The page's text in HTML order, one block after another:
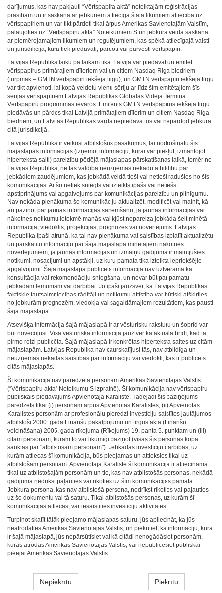
darījumus, kas nav pakļauti “Vērtspapīra aktā” noteiktajām reģistrācijas
prasībām un ir saskaņā ar jebkuriem attiecīgā štata likumiem attiecībā uz
vērtspapīriem un var tikt pārdoti tikai ārpus Amerikas Savienotajām Valstīm,
paļaujoties uz “Vērtspapīru akta” Noteikumiem S un jebkurā veidā saskaņā
ar piemērojamajiem likumiem un regulējumiem, kas spēkā attiecīgajā valstī
un jurisdikcijā, kurā tiek piedāvāti, pārdoti vai pārvesti vērtspapīri.
Latvijas Republika laiku pa laikam tikai Latvijā var piedāvāt un emitēt
vērtspapīrus primārajiem dīleriem vai un citiem Nasdaq Riga biedriem
(turpmāk – GMTN vērtspapīri iekšējā tirgū), un GMTN vērtspapīri iekšējā tirgū
var tikt apvienoti, lai kopā veidotu vienu sēriju ar līdz šim emitētajiem šīs
sērijas vērtspapīriem Latvijas Republikas Globālās Vidēja Termiņa
Vērtspapīru programmas ievaros. Emitents GMTN vērtspapīrus iekšējā tirgū
piedāvās un pārdos tikai Latvijā primārajiem dīlerim un citiem Nasdaq Riga
biedriem, un Latvijas Republikas vārdā nepiedāvā tos vai nepārdod jebkurā
citā jurisdikcijā.
Latvijas Republika ir veikusi atbilstošus pasākumus, lai nodrošinātu šīs
mājaslapas informācijas (izņemot informāciju, kurai var piekļūt, izmantojot
hiperteksta saiti) pareizību pēdējā mājaslapas pārskatīšanas laikā, tomēr ne
Latvijas Republika, ne tās valdība neuzņemas nekādu atbildību par
jebkādiem zaudējumiem, kas jebkādā veidā tieši vai netieši radušies no šīs
komunikācijas. Ar šo netiek sniegts vai izteikts īpašs vai netiešs
apstiprinājums vai apgalvojums par komunikācijas pareizību un pilnīgumu.
Nav nekāda pienākuma šo komunikāciju aktualizēt, modificēt vai mainīt, kā
arī paziņot par jaunas informācijas saņemšanu, ja jaunas informācijas vai
nākotnes notikumu ietekmē manās vai kļūst nepareiza jebkāda šeit minētā
informācija, viedoklis, projekcijas, prognozes vai novērtējums. Latvijas
Republika īpaši atrunā, ka tai nav pienākuma vai saistības izplatīt aktualizētu
un pārskatītu informāciju par šajā mājaslapā minētajiem nākotnes
novērtējumiem, ja jaunas informācijas un izmaiņu gadījumā ir mainījušies
notikumi, nosacījumi un apstākļi, uz kuru pamata tika izteikta iepriekšējie
apgalvojumi. Šajā mājaslapā publicētā informācija nav uztverama kā
konsultācija vai rekomendāciju sniegšana, un nevar būt par pamatu
jebkādam lēmumam vai darbībai. Jo īpaši jāuzsver, ka Latvijas Republikas
faktiskie tautsaimniecības rādītāji un notikumu attīstība var būtiski atšķirties
no jebkurām prognozēm, viedokļa vai sagaidāmajiem rezultātiem, kas pausti
šajā mājaslapā.
Atsevišķa informācija šajā mājaslapā ir ar vēsturisku raksturu un šobrīd var
būt novecojusi. Visa vēsturiskā informācija jāuztver kā aktuāla brīdī, kad tā
pirmo reizi publicēta. Šajā mājaslapā ir konkrētas hiperteksta saites uz citām
mājaslapām. Latvijas Republika nav caurskatījusi tās, nav atbildīga un
neuzņemas nekādas saistības par informāciju vai viedokli, kas ir publicēts
citās mājaslapās.
Šī komunikācija nav paredzēta personām Amerikas Savienotajās Valstīs
(“Vērtspapīru akta” Noteikumu S izpratnē). Šī komunikācija nav vērtspapīru
publiskais piedāvājums Apvienotajā Karalistē. Tādējādi šis paziņojums
paredzēts tikai (i) personām ārpus Apvienotās Karalistes, (ii) Apvienotās
Karalistes personām ar profesionālu pieredzi investīciju saistītos jautājumos
atbilstoši 2000. gada Finanšu pakalpojumu un tirgus akta (Finanšu
veicināšana) 2005. gada rīkojuma (Rīkojums) 19. panta 5. punktam un (iii)
citām personām, kurām to var likumīgi paziņot (visas šīs personas kopā
sauktas par "atbilstošām personām"). Jebkādas investīciju darbības, uz
kurām attiecas šī komunikācija, būs pieejamas un attieksies tikai uz
atbilstošām personām. Apvienotajā Karalistē šī komunikācija ir attiecināma
tikai uz atbilstošajām personām un tie, kas nav atbilstošās personas, nekādā
gadījumā nedrīkst paļauties vai rīkoties uz šīm komunikācijas pamata.
Jebkura persona, kas nav atbilstošā persona, nedrīkst rīkoties vai paļauties
uz šo dokumentu vai tā saturu. Tikai atbilstošās personas, uz kurām šī
komunikācijas attiecas, var iesaistīties investīciju aktivitātēs.
Turpinot skatīt tālāk pieejamo mājaslapas saturu, jūs apliecināt, ka jūs
neatrodaties Amerikas Savienotajās Valstīs, un piekrītiet, ka informāciju, kura
ir šajā mājaslapā, jūs nepārsūtīsiet vai kā citādi nenogādāsiet personām,
kuras atrodas Amerikas Savienotajās Valstīs, vai nepublicēsiet publiskai
pieejai Amerikas Savienotajās Valstīs.
Nepiekrītu Piekrītu